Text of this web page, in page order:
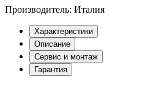
Производитель: Италия
Характеристики
Описание
Сервис и монтаж
Гарантия